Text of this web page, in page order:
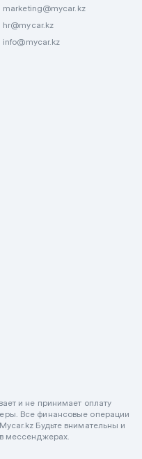
marketing@mycar.kz
hr@mycar.kz
info@mycar.kz
и не принимает оплату
Все финансовые операции
Будьте внимательны и
мессенджерах.